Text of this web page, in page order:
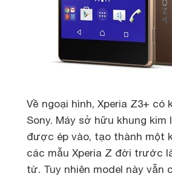
Về ngoại hình, Xperia Z3+
Sony. Máy sở hữu khung
được ép vào, tạo thành một
các mẫu Xperia Z đời trước
từ. Tuy nhiên model này vẫn